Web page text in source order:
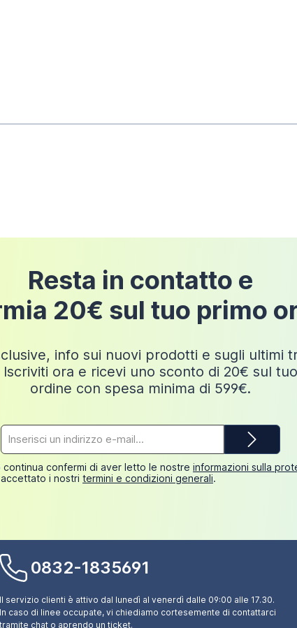
data di consegna
Resta in contatto e
20€ sul tuo primo
info sui nuovi prodotti e sugli ultimi
Iscriviti ora e ricevi uno sconto di 20€ sul
ordine con spesa minima di 599€.
e-
mail*
continua confermi di aver letto le nostre informazioni sulla
i nostri termini e condizioni generali.
0832-1835691
Il servizio clienti è attivo dal lunedì al venerdì dalle 09:00 alle 17.30.
In caso di linee occupate, vi chiediamo cortesemente di contattarci
tramite chat o aprendo un ticket.